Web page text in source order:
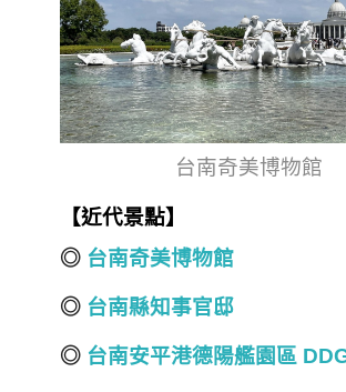
台南奇美博物館
【近代景點】
◎ 台南奇美博物館
◎ 台南縣知事官邸
◎ 台南安平港德陽艦園區